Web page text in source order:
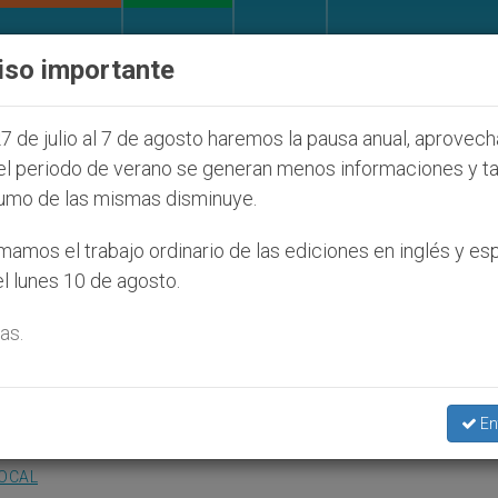
que afecta a cristianos (y no sólo) en Tierra
testimonio de un
arzobispo emérito de San Luis
importante
de julio al 7 de agosto haremos la pausa anual,
periodo de verano se generan menos informaciones y
de las mismas disminuye.
el trabajo ordinario de las ediciones en inglés y
lunes 10 de agosto.